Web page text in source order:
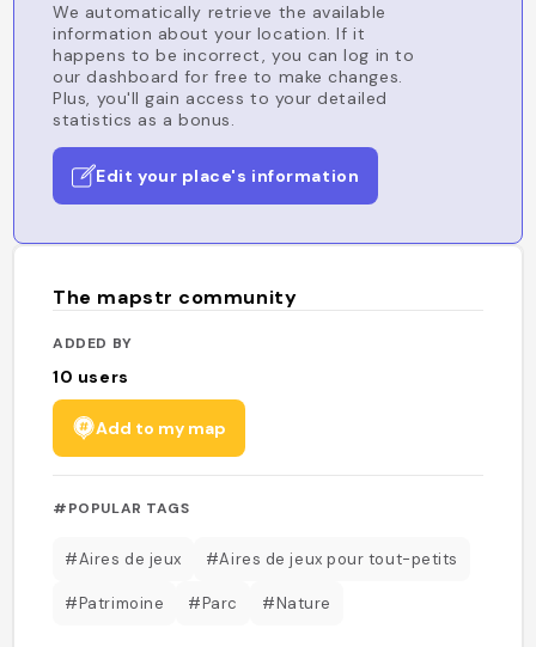
We automatically retrieve the available
information about your location. If it
happens to be incorrect, you can log in to
our dashboard for free to make changes.
Plus, you'll gain access to your detailed
statistics as a bonus.
Edit your place's information
The mapstr community
ADDED BY
10 users
Add to my map
#POPULAR TAGS
#Aires de jeux #Aires de jeux pour tout-petits
#Patrimoine #Parc #Nature